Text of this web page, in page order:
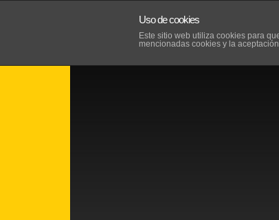
Uso de cookies
Este sitio web utiliza cookies para
mencionadas cookies y la